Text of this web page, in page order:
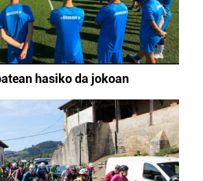
hasiko da jokoan